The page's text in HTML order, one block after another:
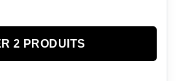
2 PRODUITS